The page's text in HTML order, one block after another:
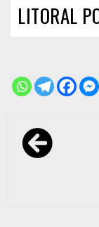
LITORAL
Navegación
de